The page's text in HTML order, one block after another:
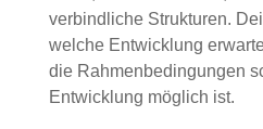
verbindliche Strukturen.
welche Entwicklung
die Rahmenbedingungen
Entwicklung möglich ist.